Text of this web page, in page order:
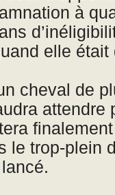
à
elle
cheval de
attendre
le trop-plein